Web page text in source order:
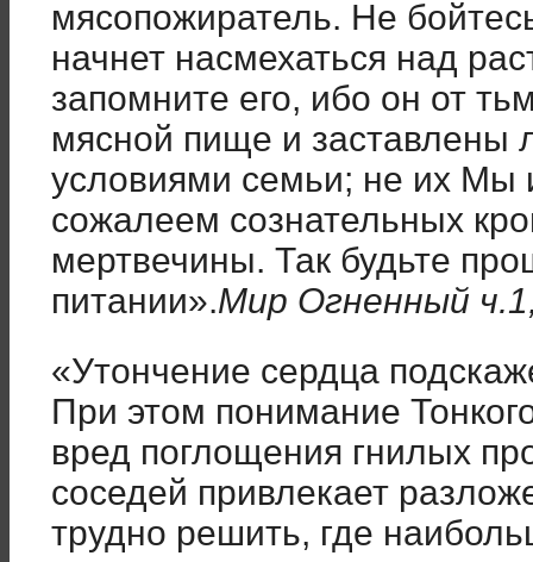
мясопожиратель. Не
начнет насмехаться над
запомните его, ибо он от
мясной пище и заставлены
условиями семьи; не их
сожалеем сознательных
мертвечины. Так будьте
питании».Мир Огненный
«Утончение сердца
При этом понимание
вред поглощения гнилых
соседей привлекает
трудно решить, где